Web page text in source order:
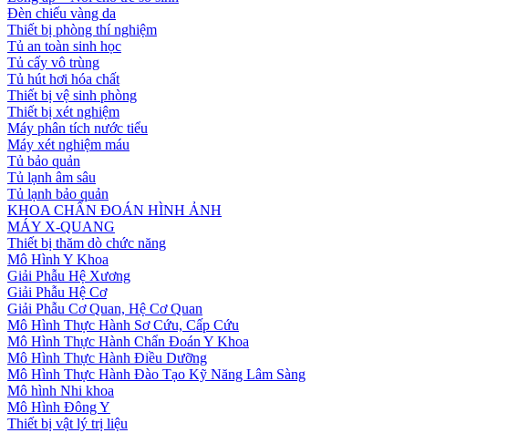
Đèn chiếu vàng da
Thiết bị phòng thí nghiệm
Tủ an toàn sinh học
Tủ cấy vô trùng
Tủ hút hơi hóa chất
Thiết bị vệ sinh phòng
Thiết bị xét nghiệm
Máy phân tích nước tiểu
Máy xét nghiệm máu
Tủ bảo quản
Tủ lạnh âm sâu
Tủ lạnh bảo quản
KHOA CHẨN ĐOÁN HÌNH ẢNH
MÁY X-QUANG
Thiết bị thăm dò chức năng
Mô Hình Y Khoa
Giải Phẫu Hệ Xương
Giải Phẫu Hệ Cơ
Giải Phẫu Cơ Quan, Hệ Cơ Quan
Mô Hình Thực Hành Sơ Cứu, Cấp Cứu
Mô Hình Thực Hành Chẩn Đoán Y Khoa
Mô Hình Thực Hành Điều Dưỡng
Mô Hình Thực Hành Đào Tạo Kỹ Năng Lâm Sàng
Mô hình Nhi khoa
Mô Hình Đông Y
Thiết bị vật lý trị liệu